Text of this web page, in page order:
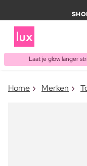
Laat je glow langer
ITEM
Home Merken